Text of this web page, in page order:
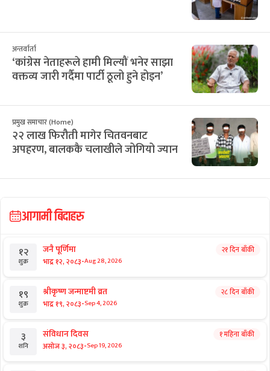
अन्तर्वार्ता
‘कांग्रेस नेताहरूले हामी मिल्यौं भनेर साझा
वक्तव्य जारी गर्दैमा पार्टी ठूलो हुने होइन’
प्रमुख समाचार (Home)
२२ लाख फिरौती मागेर चितवनबाट
अपहरण, बालककै चलाखीले जोगियो ज्यान
आगामी बिदाहरु
१२
शुक्र
जनै पूर्णिमा
भाद्र १२, २०८३-Aug 28, 2026
२१ दिन बाँकी
१९
शुक्र
श्रीकृष्ण जन्माष्टमी व्रत
भाद्र १९, २०८३-Sep 4, 2026
२८ दिन बाँकी
३
शनि
संविधान दिवस
असोज ३, २०८३-Sep 19, 2026
१ महिना बाँकी